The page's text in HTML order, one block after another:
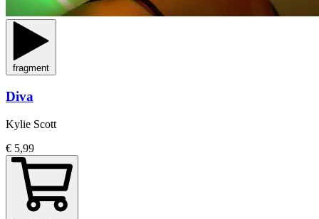
fragment
Diva
Kylie Scott
€ 5,99